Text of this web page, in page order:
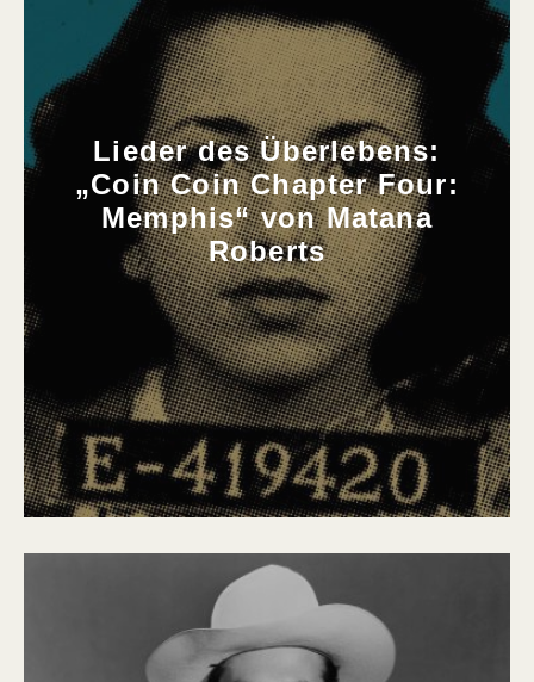
Lieder des Überlebens:
„Coin Coin Chapter Four:
Memphis“ von Matana
Roberts